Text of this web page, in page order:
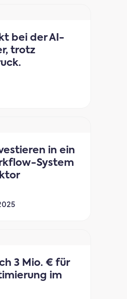
bei der AI-
trotz
in ein
System
3 Mio. € für
im